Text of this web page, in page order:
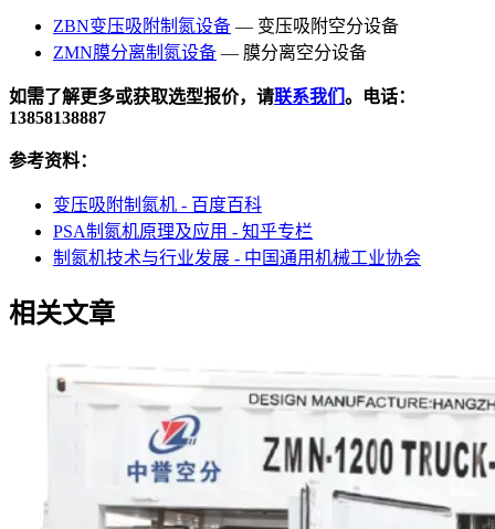
ZBN变压吸附制氮设备 — 变压吸附空分设备
ZMN膜分离制氮设备 — 膜分离空分设备
如需了解更多或获取选型报价，请联系我们 。电话：
13858138887
参考资料：
变压吸附制氮机 - 百度百科
PSA制氮机原理及应用 - 知乎专栏
制氮机技术与行业发展 - 中国通用机械工业协会
相关文章